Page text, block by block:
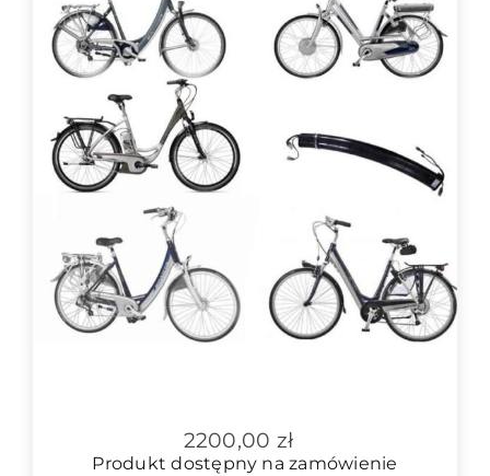
2200,00 zł
Produkt dostępny na zamówienie